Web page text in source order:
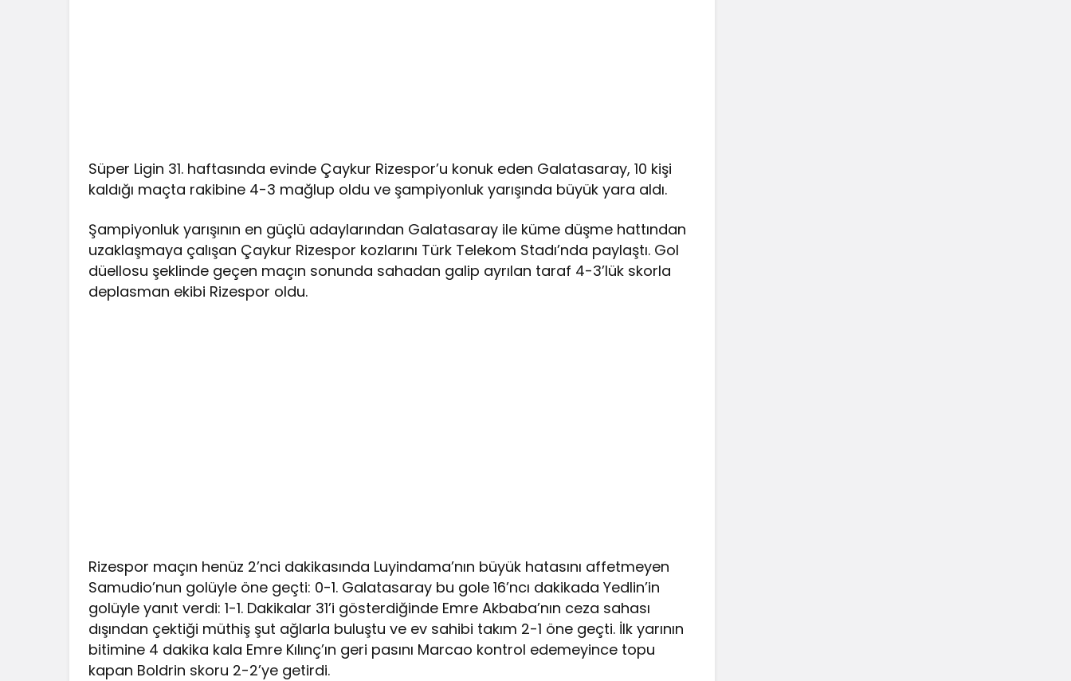
Süper Ligin 31. haftasında evinde Çaykur Rizespor’u konuk eden Galatasaray, 10 kişi
kaldığı maçta rakibine 4-3 mağlup oldu ve şampiyonluk yarışında büyük yara aldı.
Şampiyonluk yarışının en güçlü adaylarından Galatasaray ile küme düşme hattından
uzaklaşmaya çalışan Çaykur Rizespor kozlarını Türk Telekom Stadı’nda paylaştı. Gol
düellosu şeklinde geçen maçın sonunda sahadan galip ayrılan taraf 4-3’lük skorla
deplasman ekibi Rizespor oldu.
Rizespor maçın henüz 2’nci dakikasında Luyindama’nın büyük hatasını affetmeyen
Samudio’nun golüyle öne geçti: 0-1. Galatasaray bu gole 16’ncı dakikada Yedlin’in
golüyle yanıt verdi: 1-1. Dakikalar 31’i gösterdiğinde Emre Akbaba’nın ceza sahası
dışından çektiği müthiş şut ağlarla buluştu ve ev sahibi takım 2-1 öne geçti. İlk yarının
bitimine 4 dakika kala Emre Kılınç’ın geri pasını Marcao kontrol edemeyince topu
kapan Boldrin skoru 2-2’ye getirdi.